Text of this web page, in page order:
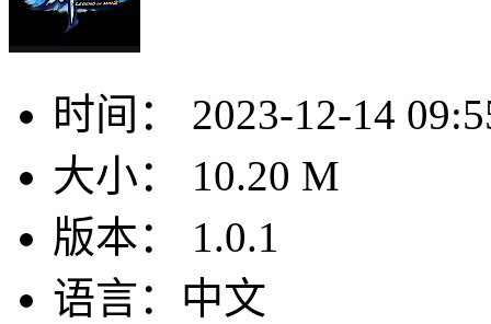
时间：
2023-12-14
大小：
10.20 M
版本：
1.0.1
语言： 中文